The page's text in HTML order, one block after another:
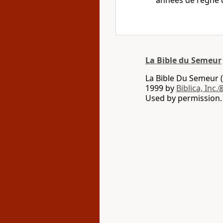
La Bible du Semeur
La Bible Du
1999 by Biblica,
Used by